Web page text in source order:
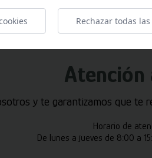
Atención
y te garantizamos que te
Horario de
De lunes a jueves de 8:00 a
Rechazar todas